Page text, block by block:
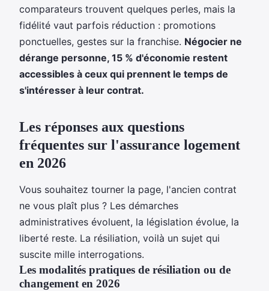
comparateurs trouvent quelques perles, mais la
fidélité vaut parfois réduction : promotions
ponctuelles, gestes sur la franchise. Négocier ne
dérange personne, 15 % d'économie restent
accessibles à ceux qui prennent le temps de
s'intéresser à leur contrat.
Les réponses aux questions
fréquentes sur l'assurance logement
en 2026
Vous souhaitez tourner la page, l'ancien contrat
ne vous plaît plus ? Les démarches
administratives évoluent, la législation évolue, la
liberté reste. La résiliation, voilà un sujet qui
suscite mille interrogations.
Les modalités pratiques de résiliation ou de
changement en 2026